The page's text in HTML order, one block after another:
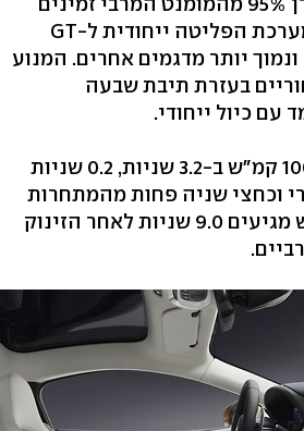
כבר ב-3,000 סל"ד. מערכת הפליטה ייחודית ל-GT
יותר מדגמים אחרים. המנוע
בעזרת תיבת שבעה
עם כיול ייחודי.
הביצועים: זינוק ל-100 קמ"ש ב-3.2 שניות, 0.2 שניות
וכחצי שניה פחות מהמתחרות
הבריטיות. 200 קמ"ש מגיעים 9.0 שניות לאחר הזינוק